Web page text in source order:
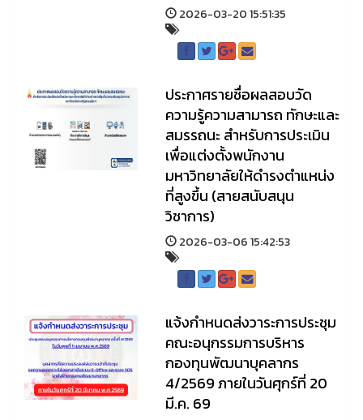
2026-03-20 15:51:35
ประกาศรายชื่อผลสอบวัด
ความรู้ความสามารถ ทักษะและ
สมรรถนะ สำหรับการประเมิน
เพื่อแต่งตั้งพนักงาน
มหาวิทยาลัยให้ดำรงตำแหน่ง
ที่สูงขึ้น (สายสนับสนุน
วิชาการ)
2026-03-06 15:42:53
แจ้งกำหนดส่งวาระการประชุม
คณะอนุกรรมการบริหาร
กองทุนพัฒนาบุคลากร
4/2569 ภายในวันศุกร์ที่ 20
มี.ค. 69